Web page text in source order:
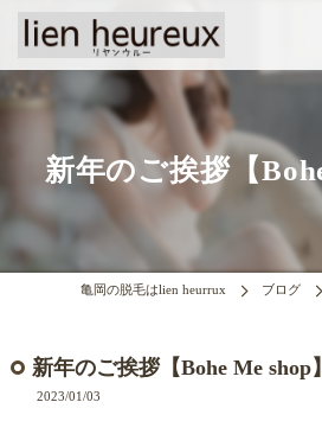
新年のご挨拶【
亀岡の脱毛はlien heurrux ブログ
新年のご挨拶【Bohe Me shop】
2023/01/03